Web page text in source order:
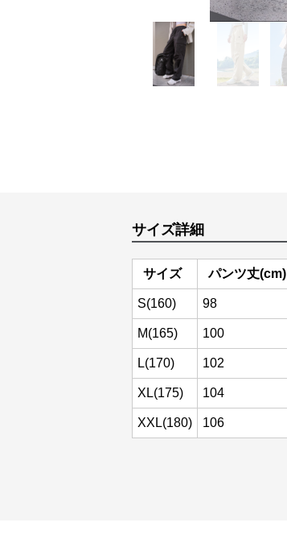
サイズ詳細
サイズ パンツ丈(cm)
S(160) 98
M(165) 100
L(170) 102
XL(175) 104
XXL(180) 106